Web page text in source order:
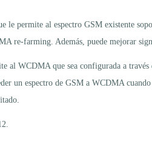
permite al espectro GSM existente
re-farming. Además, puede mejorar
WCDMA que sea configurada a
un espectro de GSM a WCDMA